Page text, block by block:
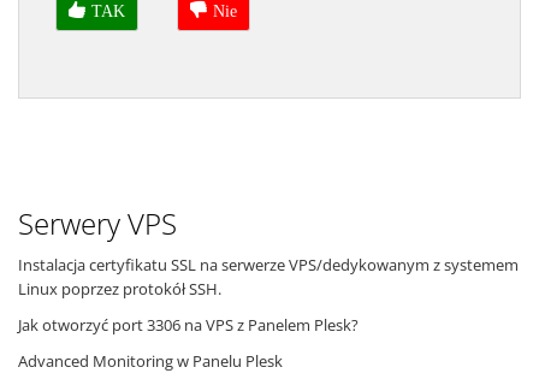
TAK Nie
Serwery VPS
Instalacja certyfikatu SSL na serwerze VPS/dedykowanym z systemem
Linux poprzez protokół SSH.
Jak otworzyć port 3306 na VPS z Panelem Plesk?
Advanced Monitoring w Panelu Plesk